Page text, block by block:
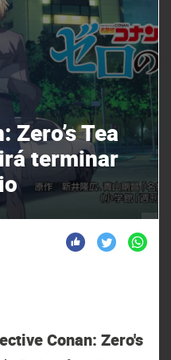
Zero’s Tea
terminar
Conan: Zero's